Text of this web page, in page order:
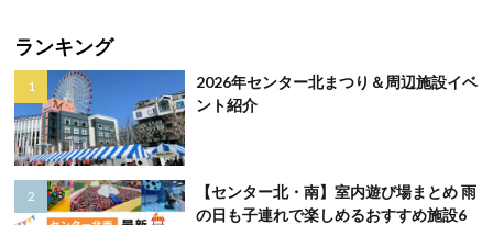
ランキング
2026年センター北まつり＆周辺施設イベ
ント紹介
【センター北・南】室内遊び場まとめ 雨
の日も子連れで楽しめるおすすめ施設6